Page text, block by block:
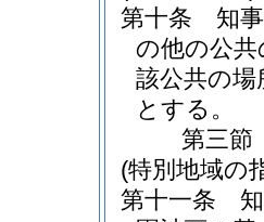
第十条
知
の他の公
該公共の
とする。
第三節
(特別地域の
第十一条